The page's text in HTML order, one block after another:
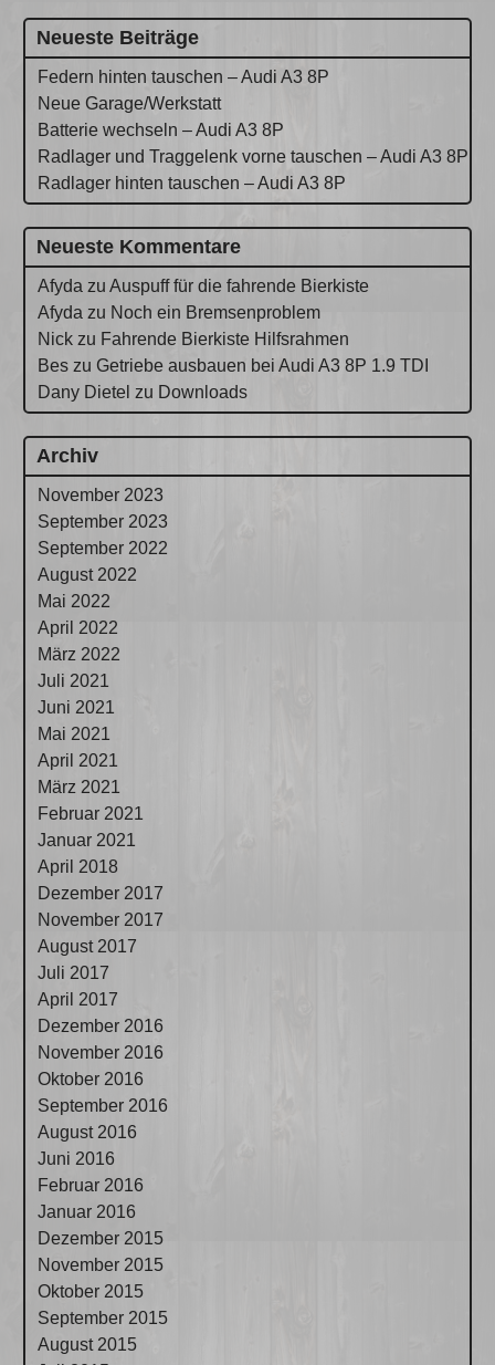
Neueste Beiträge
Federn hinten tauschen – Audi A3 8P
Neue Garage/Werkstatt
Batterie wechseln – Audi A3 8P
Radlager und Traggelenk vorne tauschen – Audi A3 8P
Radlager hinten tauschen – Audi A3 8P
Neueste Kommentare
Afyda zuAuspuff für die fahrende Bierkiste
Afyda zu Noch ein Bremsenproblem
Nick zu Fahrende Bierkiste Hilfsrahmen
Bes zuGetriebe ausbauen bei Audi A3 8P 1.9 TDI
Dany Dietel zu Downloads
Archiv
November 2023
September 2023
September 2022
August 2022
Mai 2022
April 2022
März 2022
Juli 2021
Juni 2021
Mai 2021
April 2021
März 2021
Februar 2021
Januar 2021
April 2018
Dezember 2017
November 2017
August 2017
Juli 2017
April 2017
Dezember 2016
November 2016
Oktober 2016
September 2016
August 2016
Juni 2016
Februar 2016
Januar 2016
Dezember 2015
November 2015
Oktober 2015
September 2015
August 2015